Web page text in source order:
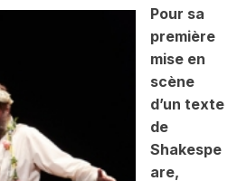
Pour sa
première
mise en
scène
d’un texte
de
Shakespe
are,